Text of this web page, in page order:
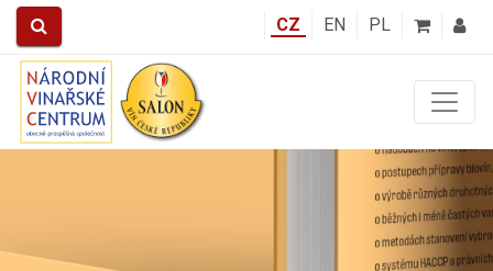
CZ EN PL